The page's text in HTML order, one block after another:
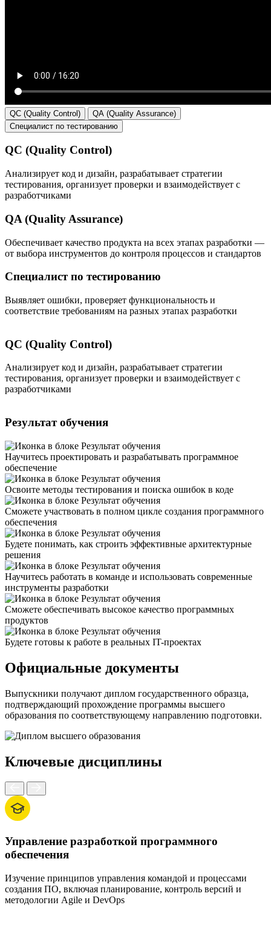
QC (Quality Control)
QA (Quality Assurance)
Специалист по тестированию
QC (Quality Control)
Анализирует код и дизайн, разрабатывает стратегии
тестирования, организует проверки и взаимодействует с
разработчиками
QA (Quality Assurance)
Обеспечивает качество продукта на всех этапах разработки —
от выбора инструментов до контроля процессов и стандартов
Специалист по тестированию
Выявляет ошибки, проверяет функциональность и
соответствие требованиям на разных этапах разработки
QC (Quality Control)
Анализирует код и дизайн, разрабатывает стратегии
тестирования, организует проверки и взаимодействует с
разработчиками
Результат обучения
Научитесь проектировать и разрабатывать программное
обеспечение
Освоите методы тестирования и поиска ошибок в коде
Сможете участвовать в полном цикле создания программного
обеспечения
Будете понимать, как строить эффективные архитектурные
решения
Научитесь работать в команде и использовать современные
инструменты разработки
Сможете обеспечивать высокое качество программных
продуктов
Будете готовы к работе в реальных IT-проектах
Официальные документы
Выпускники получают диплом государственного образца,
подтверждающий прохождение программы высшего
образования по соответствующему направлению подготовки.
Ключевые дисциплины
Управление разработкой программного
обеспечения
Изучение принципов управления командой и процессами
создания ПО, включая планирование, контроль версий и
методологии Agile и DevOps